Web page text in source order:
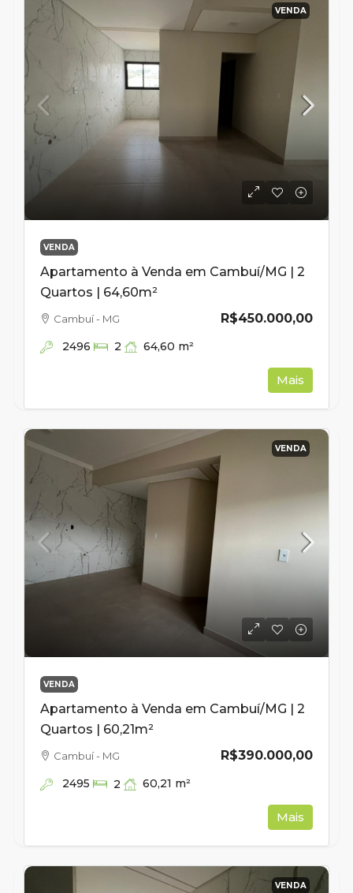
VENDA
VENDA
Apartamento à Venda em Cambuí/MG | 2
Quartos | 64,60m²
R$450.000,00
Cambuí - MG
2496 2 64,60 m²
Mais
VENDA
VENDA
Apartamento à Venda em Cambuí/MG | 2
Quartos | 60,21m²
R$390.000,00
Cambuí - MG
2495 2 60,21 m²
Mais
VENDA